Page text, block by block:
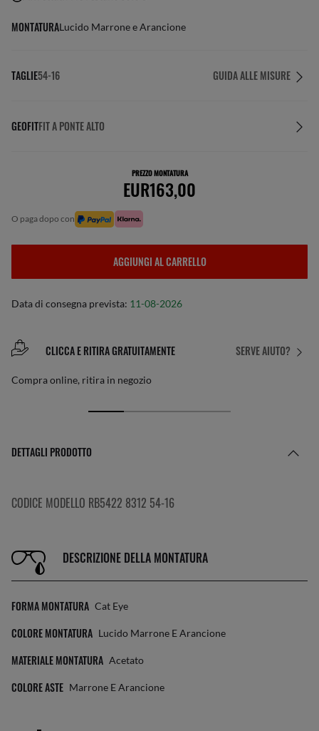
MONTATURALucido Marrone e Arancione
TAGLIE54-16 GUIDA ALLE MISURE
GEOFITFIT A PONTE ALTO
PREZZO MONTATURA
EUR163,00
o paga dopo con
AGGIUNGI AL CARRELLO
Data di consegna prevista: 11-08-2026
SERVE AIUTO?
CLICCA E RITIRA GRATUITAMENTE
Compra online, ritira in negozio
DETTAGLI PRODOTTO
CODICE MODELLO RB5422 8312 54-16
DESCRIZIONE DELLA MONTATURA
FORMA MONTATURA Cat Eye
COLORE MONTATURA Lucido Marrone E Arancione
MATERIALE MONTATURA Acetato
COLORE ASTE Marrone E Arancione